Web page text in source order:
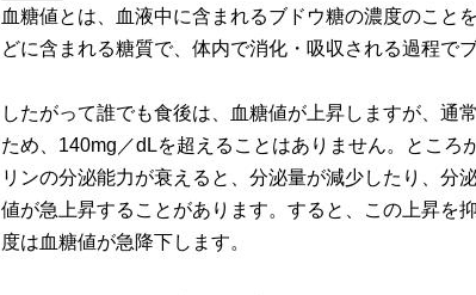
血糖値とは、血液中に含まれるブドウ糖の濃度のこと
どに含まれる糖質で、体内で消化・吸収される過程で
したがって誰でも食後は、血糖値が上昇しますが、通
ため、140mg／dLを超えることはありません。ところ
リンの分泌能力が衰えると、分泌量が減少したり、分
値が急上昇することがあります。すると、この上昇を
度は血糖値が急降下します。